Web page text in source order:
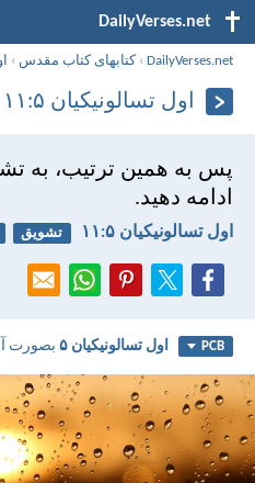
DailyVerses.net
DailyVerses.net
›کتابهای کتاب مقدس ›
اول تسالونيکیان ۵:‏۱۱
پس به همين ترتيب، به
ادامه دهيد.
اول تسالونيکیان ۵:‏۱۱ تشویق
PCB اول تسالونيکیان ۵ بصورت